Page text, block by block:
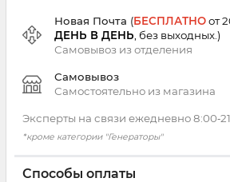
Новая Почта (БЕСПЛАТНОот
ДЕНЬ В ДЕНЬ , без выходных.)
Самовывоз изотделения
Самовывоз
Самостоятельно из магазина
Эксперты на связи ежедневно
*кроме категории "Генераторы"
Способы оплаты